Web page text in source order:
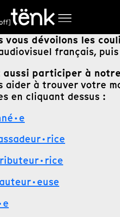
vous dévoilons les
français,
aussi participer à
aider à trouver votre
en cliquant dessus :